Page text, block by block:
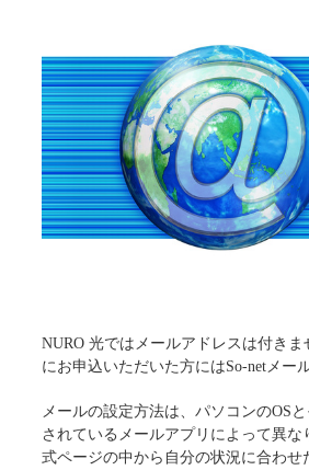
NURO 光ではメールアドレスは付きま
にお申込いただいた方にはSo-netメー
メールの設定方法は、パソコンのOS
されているメールアプリによって異
式ページの中から自分の状況に合わ